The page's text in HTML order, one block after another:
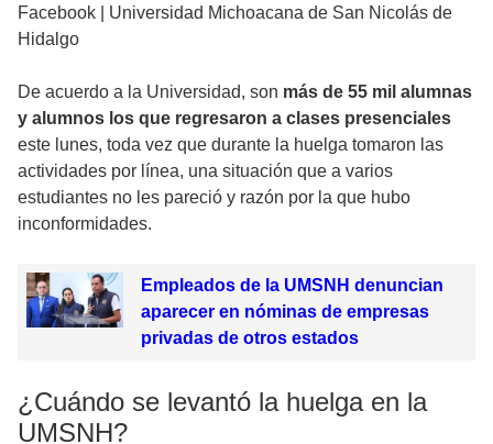
Facebook | Universidad Michoacana de San Nicolás de
Hidalgo
De acuerdo a la Universidad, son más de 55 mil alumnas
y alumnos los que regresaron a clases presenciales
este lunes, toda vez que durante la huelga tomaron las
actividades por línea, una situación que a varios
estudiantes no les pareció y razón por la que hubo
inconformidades.
Empleados de la UMSNH denuncian
aparecer en nóminas de empresas
privadas de otros estados
¿Cuándo se levantó la huelga en la
UMSNH?